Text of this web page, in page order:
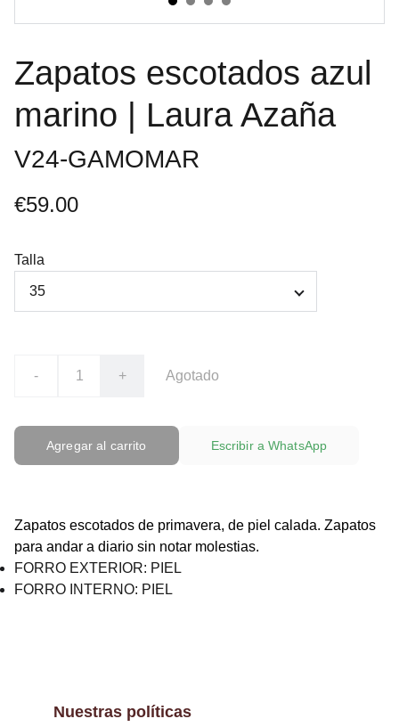
Zapatos escotados azul
marino | Laura Azaña
V24-GAMOMAR
€59.00
Talla
- + Agotado
Agregar al carrito Escribir a WhatsApp
Zapatos escotados de primavera, de piel calada. Zapatos
para andar a diario sin notar molestias.
FORRO EXTERIOR: PIEL
FORRO INTERNO: PIEL
Nuestras políticas